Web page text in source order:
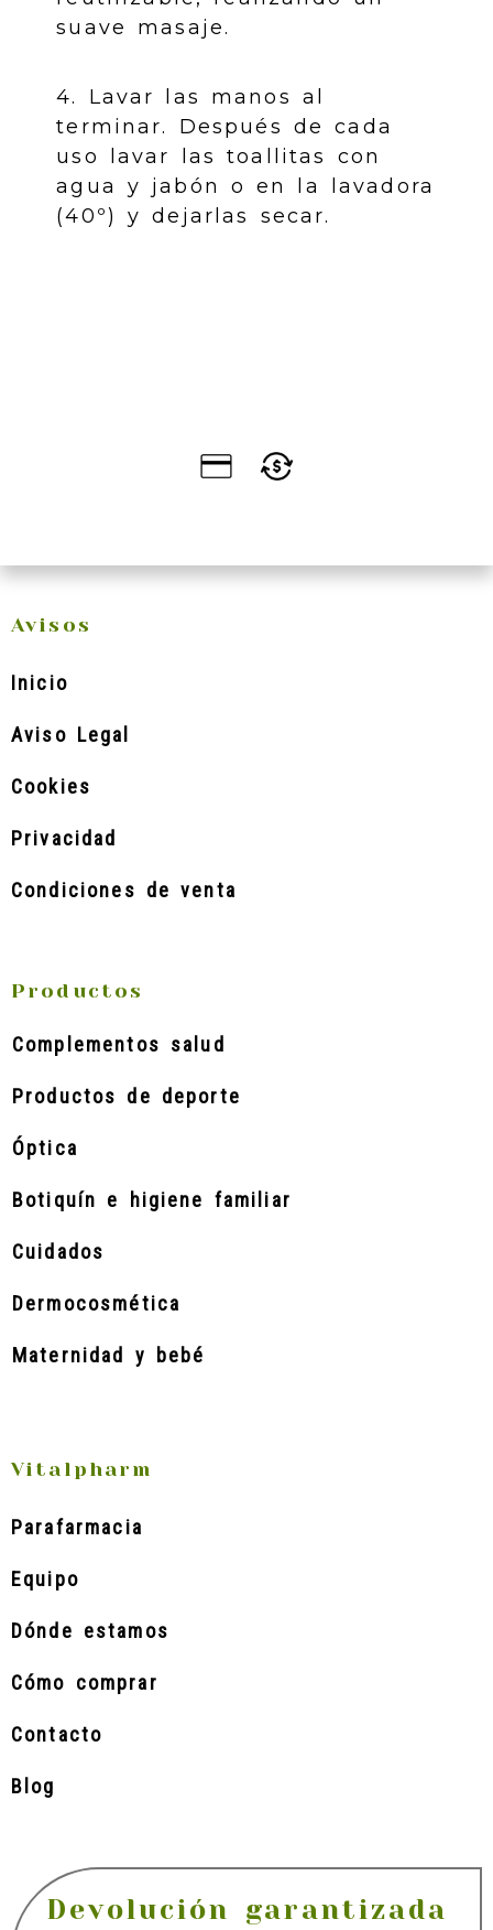
suave masaje.
4. Lavar las manos al
terminar. Después de cada
uso lavar las toallitas con
agua y jabón o en la lavadora
(40º) y dejarlas secar.
Avisos
Inicio
Aviso Legal
Cookies
Privacidad
Condiciones de venta
Productos
Complementos salud
Productos de deporte
Óptica
Botiquín e higiene familiar
Cuidados
Dermocosmética
Maternidad y bebé
Vitalpharm
Parafarmacia
Equipo
Dónde estamos
Cómo comprar
Contacto
Blog
Devolución garantizada